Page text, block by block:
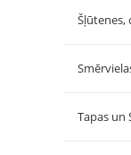
Šļūtenes,
Tapas un